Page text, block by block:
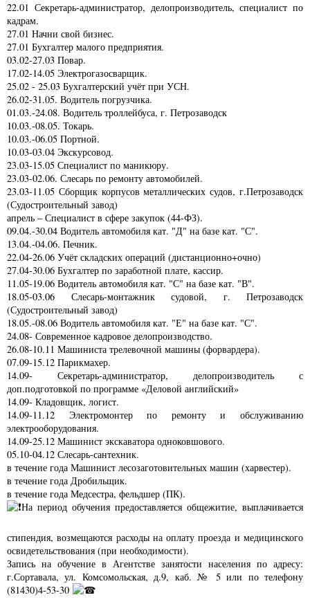
22.01 Секретарь-администратор, делопроизводитель, специалист по
кадрам.
27.01 Начни свой бизнес.
27.01 Бухгалтер малого предприятия.
03.02-27.03 Повар.
17.02-14.05 Электрогазосварщик.
25.02 - 25.03 Бухгалтерский учёт при УСН.
26.02-31.05. Водитель погрузчика.
01.03.-24.08. Водитель троллейбуса, г. Петрозаводск
10.03.-08.05. Токарь.
10.03.-06.05 Портной.
10.03-03.04 Экскурсовод.
23.03-15.05 Специалист по маникюру.
23.03-02.06. Слесарь по ремонту автомобилей.
23.03-11.05 Сборщик корпусов металлических судов, г.Петрозаводск
(Судостроительный завод)
апрель – Специалист в сфере закупок (44-ФЗ).
09.04.-30.04 Водитель автомобиля кат. "Д" на базе кат. "С".
13.04.-04.06. Печник.
22.04-26.06 Учёт складских операций (дистанционно+очно)
27.04-30.06 Бухгалтер по заработной плате, кассир.
11.05-19.06 Водитель автомобиля кат. "С" на базе кат. "В".
18.05-03.06 Слесарь-монтажник судовой, г. Петрозаводск
(Судостроительный завод)
18.05.-08.06 Водитель автомобиля кат. "Е" на базе кат. "С".
24.08- Современное кадровое делопроизводство.
26.08-10.11 Машиниста трелевочной машины (форвардера).
07.09-15.12 Парикмахер.
14.09- Секретарь-администратор, делопроизводитель с
доп.подготовкой по программе «Деловой английский»
14.09- Кладовщик, логист.
14.09-11.12 Электромонтер по ремонту и обслуживанию
электрооборудования.
14.09-25.12 Машинист экскаватора одноковшового.
05.10-04.12 Слесарь-сантехник.
в течение года Машинист лесозаготовительных машин (харвестер).
в течение года Дробильщик.
в течение года Медсестра, фельдшер (ПК).
На период обучения предоставляется общежитие, выплачивается
стипендия, возмещаются расходы на оплату проезда и медицинского
освидетельствования (при необходимости).
Запись на обучение в Агентстве занятости населения по адресу:
г.Сортавала, ул. Комсомольская, д.9, каб. № 5 или по телефону
(81430)4-53-30